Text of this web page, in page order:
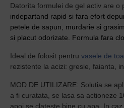
Datorita formulei de gel activ are o
indepartand rapid si fara efort
petele de sapun, murdarie si
si placut odorizate. Formula fara
Ideal de folosit pentru vasele de
rezistente la acizi: gresie, faianta,
MOD DE UTILIZARE: Solutia se
a fi curatata, se lasa sa actioneze
apoi se clateste bine cu apa. In